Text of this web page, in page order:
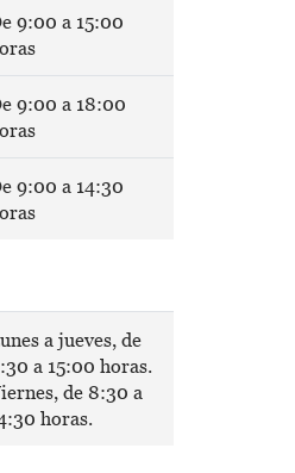
9:00 a 15:00
9:00 a 18:00
9:00 a 14:30
a jueves, de
a 15:00 horas.
de 8:30 a
horas.